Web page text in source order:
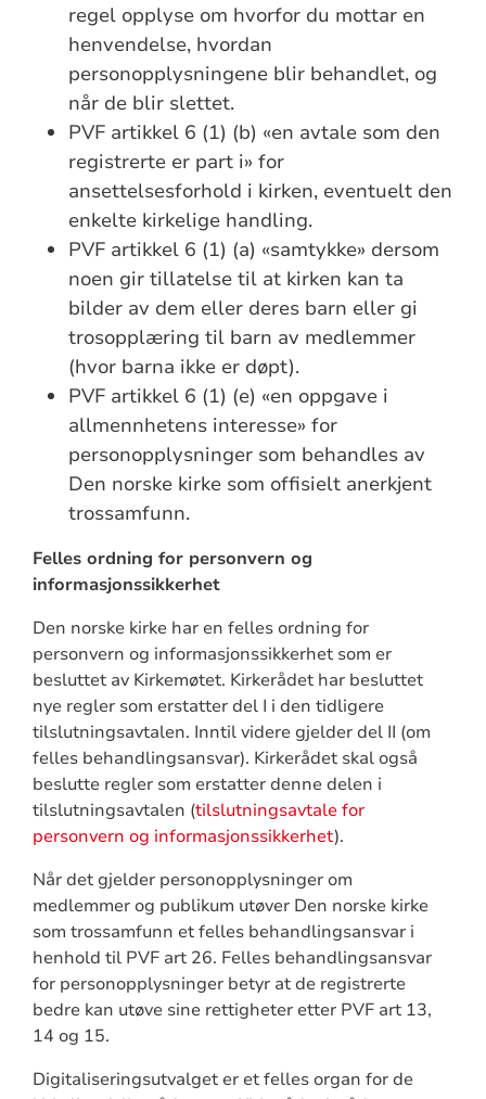
regel opplyse om hvorfor du mottar en
henvendelse, hvordan
personopplysningene blir behandlet, og
når de blir slettet.
PVF artikkel 6 (1) (b) «en avtale som den
registrerte er part i» for
ansettelsesforhold i kirken, eventuelt den
enkelte kirkelige handling.
PVF artikkel 6 (1) (a) «samtykke» dersom
noen gir tillatelse til at kirken kan ta
bilder av dem eller deres barn eller gi
trosopplæring til barn av medlemmer
(hvor barna ikke er døpt).
PVF artikkel 6 (1) (e) «en oppgave i
allmennhetens interesse» for
personopplysninger som behandles av
Den norske kirke som offisielt anerkjent
trossamfunn.
Felles ordning for personvern og
informasjonssikkerhet
Den norske kirke har en felles ordning for
personvern og informasjonssikkerhet som er
besluttet av Kirkemøtet. Kirkerådet har besluttet
nye regler som erstatter del I i den tidligere
tilslutningsavtalen. Inntil videre gjelder del II (om
felles behandlingsansvar). Kirkerådet skal også
beslutte regler som erstatter denne delen i
tilslutningsavtalen (tilslutningsavtale for
personvern og informasjonssikkerhet).
Når det gjelder personopplysninger om
medlemmer og publikum utøver Den norske kirke
som trossamfunn et felles behandlingsansvar i
henhold til PVF art 26. Felles behandlingsansvar
for personopplysninger betyr at de registrerte
bedre kan utøve sine rettigheter etter PVF art 13,
14 og 15.
Digitaliseringsutvalget er et felles organ for de